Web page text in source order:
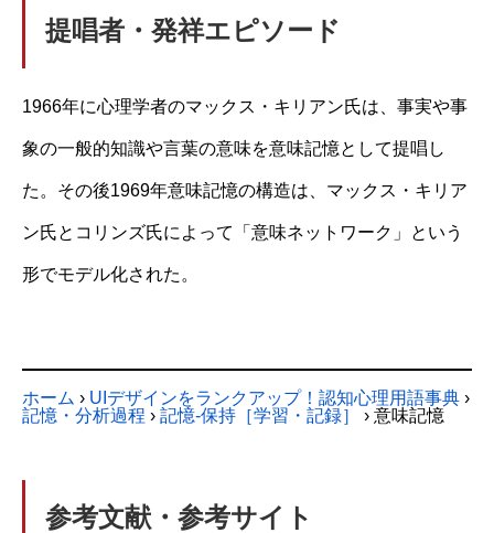
提唱者・発祥エピソード
1966年に心理学者のマックス・キリアン氏は、事実や事
象の一般的知識や言葉の意味を意味記憶として提唱し
た。その後1969年意味記憶の構造は、マックス・キリア
ン氏とコリンズ氏によって「意味ネットワーク」という
形でモデル化された。
ホーム › UIデザインをランクアップ！認知心理用語事典 ›
記憶・分析過程 › 記憶-保持［学習・記録］ › 意味記憶
参考文献・参考サイト